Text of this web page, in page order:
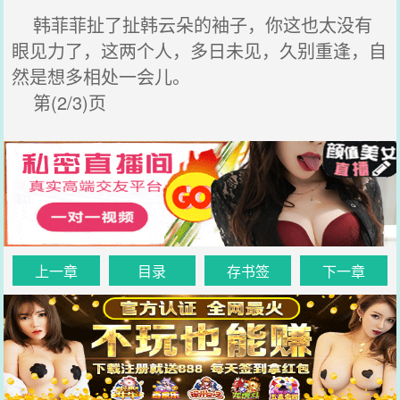
韩菲菲扯了扯韩云朵的袖子，你这也太没有
眼见力了，这两个人，多日未见，久别重逢，自
然是想多相处一会儿。
第(2/3)页
上一章 目录 存书签 下一章